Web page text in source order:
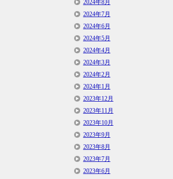
2024年8月
2024年7月
2024年6月
2024年5月
2024年4月
2024年3月
2024年2月
2024年1月
2023年12月
2023年11月
2023年10月
2023年9月
2023年8月
2023年7月
2023年6月